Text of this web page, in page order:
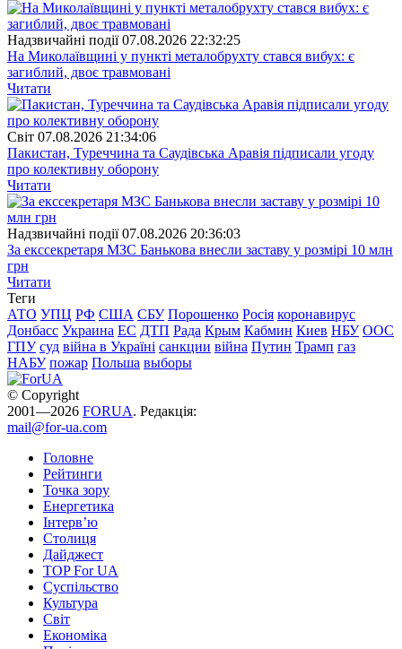
Надзвичайні події 07.08.2026 22:32:25
На Миколаївщині у пункті металобрухту стався вибух: є
загиблий, двоє травмовані
Читати
Свiт 07.08.2026 21:34:06
Пакистан, Туреччина та Саудівська Аравія підписали угоду
про колективну оборону
Читати
Надзвичайні події 07.08.2026 20:36:03
За екссекретаря МЗС Банькова внесли заставу у розмірі 10 млн
грн
Читати
Теги
АТО УПЦ РФ США СБУ Порошенко Росія коронавирус
Донбасс Украина ЕС ДТП Рада Крым Кабмин Киев НБУ ООС
ГПУ суд війна в Україні санкции війна Путин Трамп газ
НАБУ пожар Польша выборы
© Copyright
2001—2026 FORUA. Редакція:
mail@for-ua.com
Головне
Рейтинги
Точка зору
Енергетика
Інтерв’ю
Столиця
Дайджест
TOP For UA
Суспiльство
Культура
Світ
Економіка